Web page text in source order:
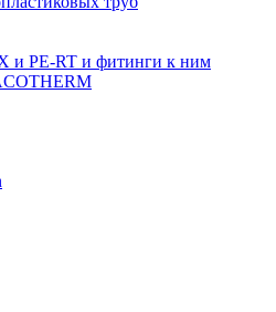
и PE-RT и фитинги к ним